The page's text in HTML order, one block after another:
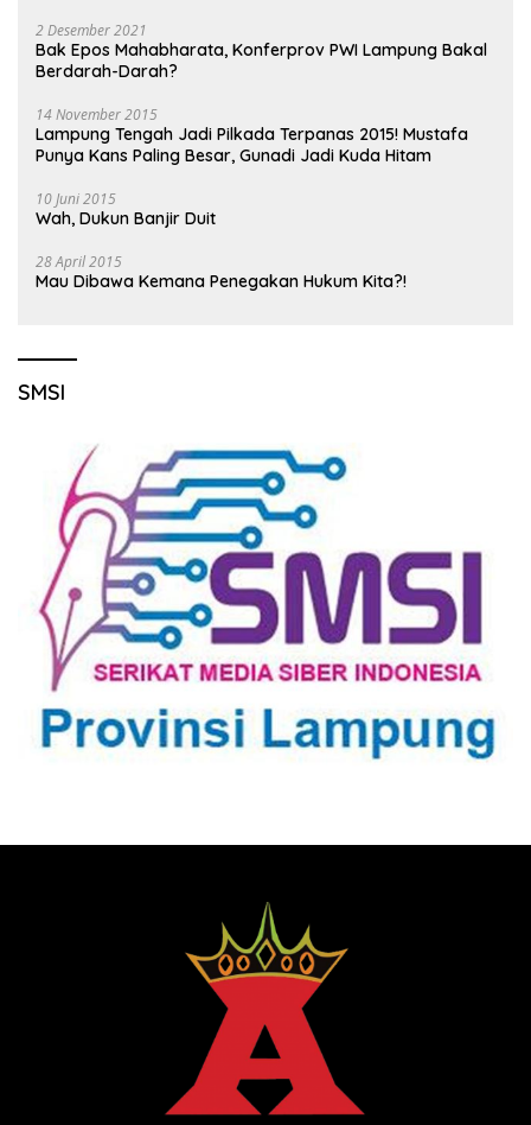
2 Desember 2021
Bak Epos Mahabharata, Konferprov PWI Lampung Bakal
Berdarah-Darah?
14 November 2015
Lampung Tengah Jadi Pilkada Terpanas 2015! Mustafa
Punya Kans Paling Besar, Gunadi Jadi Kuda Hitam
10 Juni 2015
Wah, Dukun Banjir Duit
28 April 2015
Mau Dibawa Kemana Penegakan Hukum Kita?!
SMSI